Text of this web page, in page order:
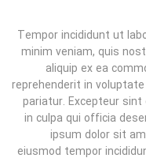
Tempor incididunt ut
minim veniam, quis
aliquip ex ea
reprehenderit in
pariatur. Excepteur
in culpa qui officia
ipsum dolor sit
eiusmod tempor